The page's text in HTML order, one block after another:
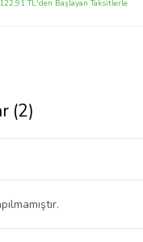
122,91 TL'den Başlayan Taksitlerle
(2)